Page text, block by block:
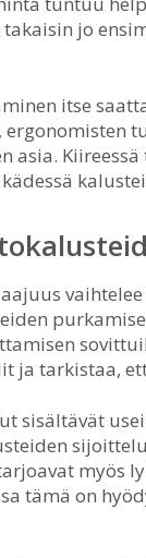
takaisin jo
itse
, ergonomisten
asia.
ja tarkistaa,
sisältävät
myös
tämä on